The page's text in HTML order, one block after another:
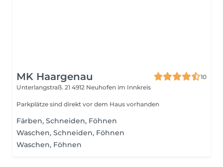
MK Haargenau
10
Unterlangstraß. 21 4912 Neuhofen im Innkreis
Parkplätze sind direkt vor dem Haus vorhanden
Färben, Schneiden, Föhnen
Waschen, Schneiden, Föhnen
Waschen, Föhnen